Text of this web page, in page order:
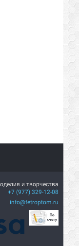
и творчества
+7 (977) 329-12-08
info@fetroptom.ru